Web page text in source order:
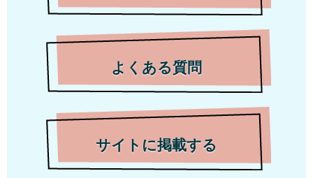
よくある質問
サイトに掲載する